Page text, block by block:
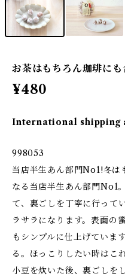
お茶はもちろん珈琲にも
¥480
International shipping
998053
当店半生あん部門No1!冬は
なる当店半生あん部門No1
て、裏ごしを丁寧に行って
ラサラになります。表面の
もシンプルに仕上げていま
る。ほっこりしたい時はこ
小豆を炊いた後、裏ごしを